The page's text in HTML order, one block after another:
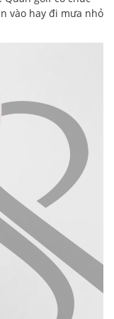
vào hay đi mưa nhỏ